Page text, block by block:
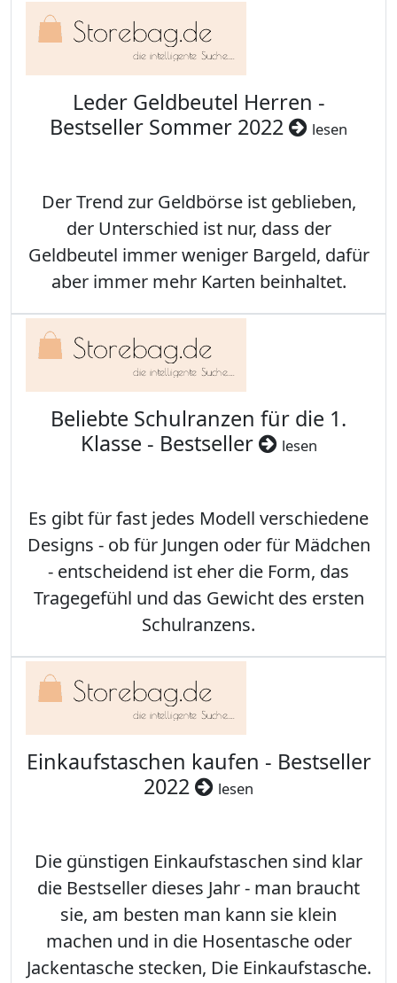
Leder Geldbeutel Herren -
Bestseller Sommer 2022
lesen
Der Trend zur Geldbörse ist geblieben,
der Unterschied ist nur, dass der
Geldbeutel immer weniger Bargeld, dafür
aber immer mehr Karten beinhaltet.
Beliebte Schulranzen für die 1.
Klasse - Bestseller
lesen
Es gibt für fast jedes Modell verschiedene
Designs - ob für Jungen oder für Mädchen
- entscheidend ist eher die Form, das
Tragegefühl und das Gewicht des ersten
Schulranzens.
Einkaufstaschen kaufen - Bestseller
2022
lesen
Die günstigen Einkaufstaschen sind klar
die Bestseller dieses Jahr - man braucht
sie, am besten man kann sie klein
machen und in die Hosentasche oder
Jackentasche stecken, Die Einkaufstasche.